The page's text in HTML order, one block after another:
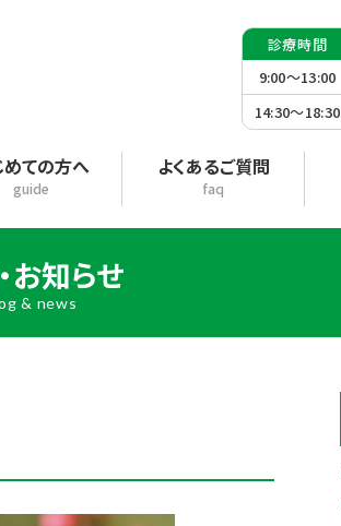
診療時間
9:00〜13:00
14:30〜18:30
めての方へ
guide
よくあるご質問
faq
お知らせ
& news